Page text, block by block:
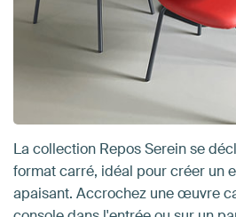
La collection Repos Serein se
format carré, idéal pour créer un
apaisant. Accrochez une œuvre